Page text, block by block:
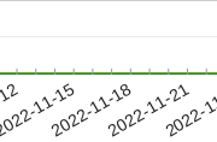
11-15
2022-11-182022-11-21